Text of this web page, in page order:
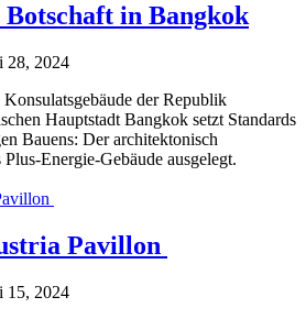
in Bangkok
28, 2024
der Republik
Hauptstadt Bangkok setzt Standards
Bauens: Der architektonisch
Energie-Gebäude ausgelegt.
Pavillon
15, 2024